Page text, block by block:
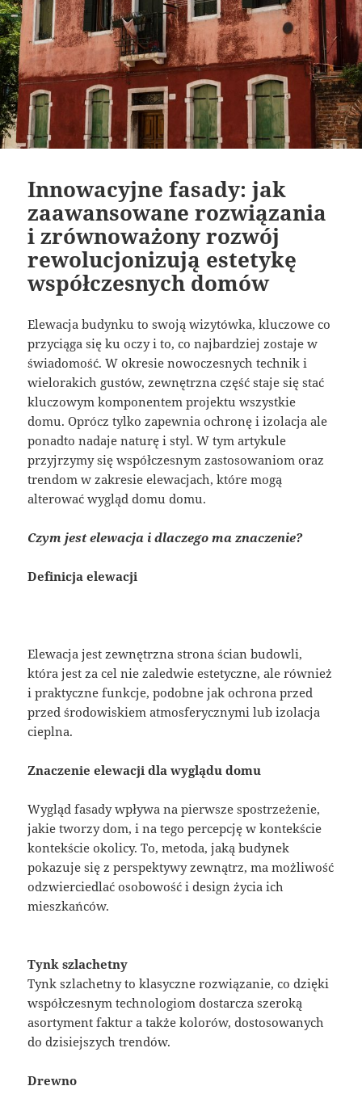
Innowacyjne fasady: jak
zaawansowane rozwiązania
i zrównoważony rozwój
rewolucjonizują estetykę
współczesnych domów
Elewacja budynku to swoją wizytówka, kluczowe co
przyciąga się ku oczy i to, co najbardziej zostaje w
świadomość. W okresie nowoczesnych technik i
wielorakich gustów, zewnętrzna część staje się stać
kluczowym komponentem projektu wszystkie
domu. Oprócz tylko zapewnia ochronę i izolacja ale
ponadto nadaje naturę i styl. W tym artykule
przyjrzymy się współczesnym zastosowaniom oraz
trendom w zakresie elewacjach, które mogą
alterować wygląd domu domu.
Czym jest elewacja i dlaczego ma znaczenie?
Definicja elewacji
Elewacja jest zewnętrzna strona ścian budowli,
która jest za cel nie zaledwie estetyczne, ale również
i praktyczne funkcje, podobne jak ochrona przed
przed środowiskiem atmosferycznymi lub izolacja
cieplna.
Znaczenie elewacji dla wyglądu domu
Wygląd fasady wpływa na pierwsze spostrzeżenie,
jakie tworzy dom, i na tego percepcję w kontekście
kontekście okolicy. To, metoda, jaką budynek
pokazuje się z perspektywy zewnątrz, ma możliwość
odzwierciedlać osobowość i design życia ich
mieszkańców.
Tynk szlachetny
Tynk szlachetny to klasyczne rozwiązanie, co dzięki
współczesnym technologiom dostarcza szeroką
asortyment faktur a także kolorów, dostosowanych
do dzisiejszych trendów.
Drewno